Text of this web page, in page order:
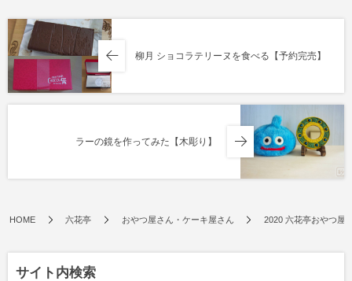
柳月 ショコラテリーヌを食べる【予約完売】
ラーの鏡を作ってみた【木彫り】
HOME 六花亭 おやつ屋さん・ケーキ屋さん 2020 六花亭おやつ屋
サイト内検索